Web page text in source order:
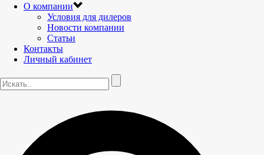
О компании
Условия для дилеров
Новости компании
Статьи
Контакты
Личный кабинет